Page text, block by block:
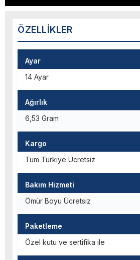
ÖZELLIKLER
Ayar
14 Ayar
Ağırlık
6,53 Gram
Kargo
Tüm Türkiye Ücretsiz
Bakım Hizmeti
Ömür Boyu Ücretsiz
Paketleme
Özel kutu ve sertifika ile